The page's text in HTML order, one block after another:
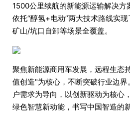
1500公里续航的新能源运输解决方
依托“醇氢+电动”两大技术路线实现
矿山/坑口自卸等场景全覆盖。
聚焦新能源商用车发展，远程生态
值创造"为核心，不断突破行业边
户需求为导向，以创新驱动为核心
绿色智慧新动能，书写中国智造的新